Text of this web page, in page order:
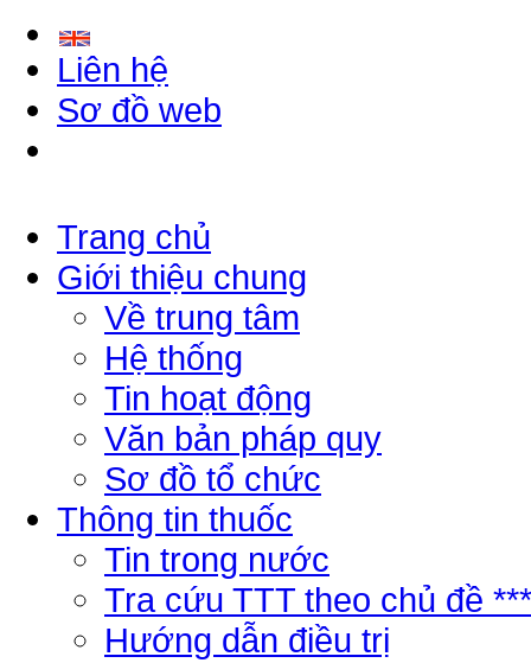
Liên hệ
Sơ đồ web
Trang chủ
Giới thiệu chung
Về trung tâm
Hệ thống
Tin hoạt động
Văn bản pháp quy
Sơ đồ tổ chức
Thông tin thuốc
Tin trong nước
Tra cứu TTT theo chủ đề ***
Hướng dẫn điều trị